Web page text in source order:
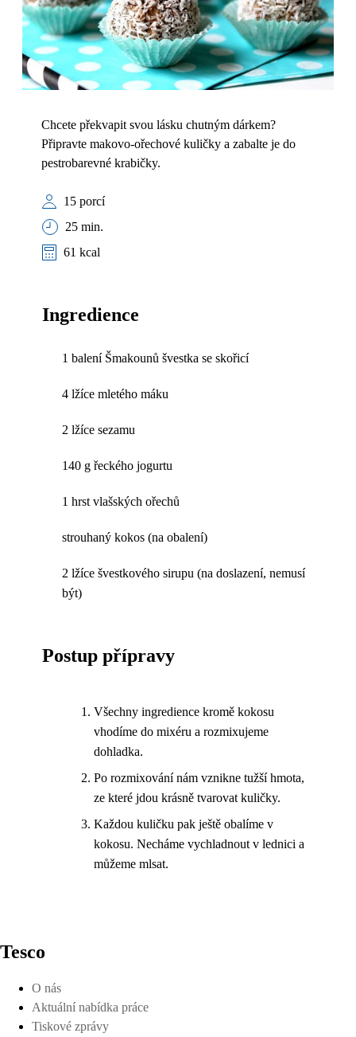
Chcete překvapit svou lásku chutným dárkem?
Připravte makovo-ořechové kuličky a zabalte je do
pestrobarevné krabičky.
15 porcí
25 min.
61 kcal
Ingredience
1 balení Šmakounů švestka se skořicí
4 lžíce mletého máku
2 lžíce sezamu
140 g řeckého jogurtu
1 hrst vlašských ořechů
strouhaný kokos (na obalení)
2 lžíce švestkového sirupu (na doslazení, nemusí
být)
Postup přípravy
Všechny ingredience kromě kokosu
vhodíme do mixéru a rozmixujeme
dohladka.
Po rozmixování nám vznikne tužší hmota,
ze které jdou krásně tvarovat kuličky.
Každou kuličku pak ještě obalíme v
kokosu. Necháme vychladnout v lednici a
můžeme mlsat.
Tesco
O nás
Aktuální nabídka práce
Tiskové zprávy